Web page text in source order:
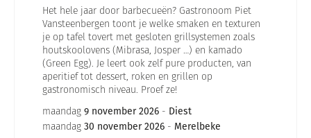
Het hele jaar door barbecueën? Gastronoom Piet
Vansteenbergen toont je welke smaken en texturen
je op tafel tovert met gesloten grillsystemen zoals
houtskoolovens (Mibrasa, Josper …) en kamado
(Green Egg). Je leert ook zelf pure producten, van
aperitief tot dessert, roken en grillen op
gastronomisch niveau. Proef ze!
maandag 9 november 2026 - Diest
maandag 30 november 2026 - Merelbeke